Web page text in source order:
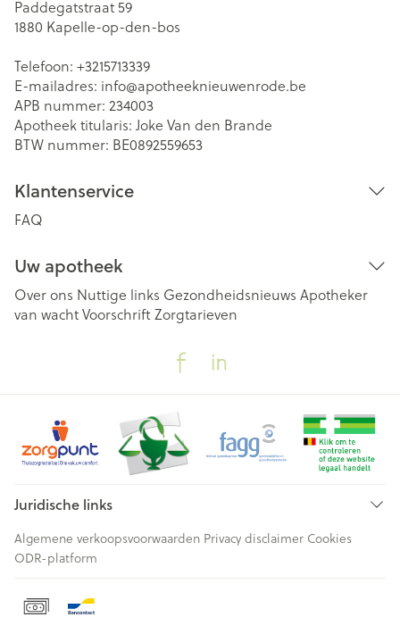
Paddegatstraat 59
1880 Kapelle-op-den-bos
Telefoon: +3215713339
E-mailadres: info@apotheeknieuwenrode.be
APB nummer: 234003
Apotheek titularis: Joke Van den Brande
BTW nummer: BE0892559653
Klantenservice
FAQ
Uw apotheek
Over ons Nuttige links Gezondheidsnieuws Apotheker
van wachtVoorschriftZorgtarieven
Juridische links
Algemene verkoopsvoorwaarden Privacy disclaimer Cookies
ODR-platform